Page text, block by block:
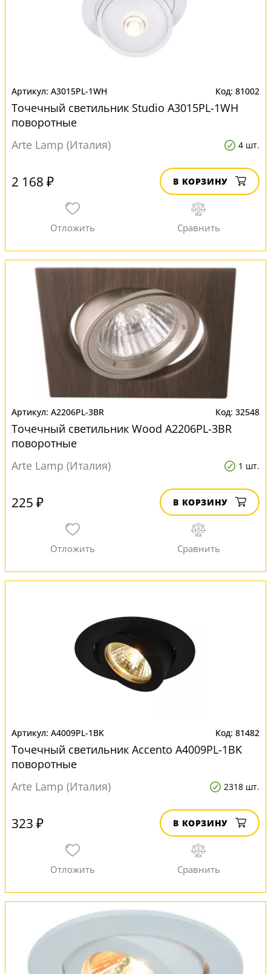
A3015PL-1WH 81002
Точечный светильник Studio A3015PL-1WH
поворотные
Arte Lamp (Италия)
4 шт.
2 168 ₽ В КОРЗИНУ
A2206PL-3BR 32548
Точечный светильник Wood A2206PL-3BR
поворотные
Arte Lamp (Италия)
1 шт.
225 ₽ В КОРЗИНУ
A4009PL-1BK 81482
Точечный светильник Accento A4009PL-1BK
поворотные
Arte Lamp (Италия)
2318 шт.
323 ₽ В КОРЗИНУ